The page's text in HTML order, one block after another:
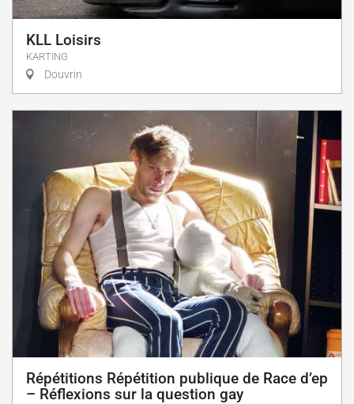
KLL Loisirs
KARTING
Douvrin
Répétitions Répétition publique de Race d’ep
– Réflexions sur la question gay